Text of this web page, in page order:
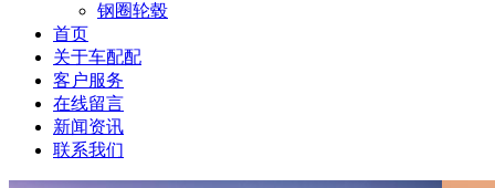
钢圈轮毂
首页
关于车配配
客户服务
在线留言
新闻资讯
联系我们